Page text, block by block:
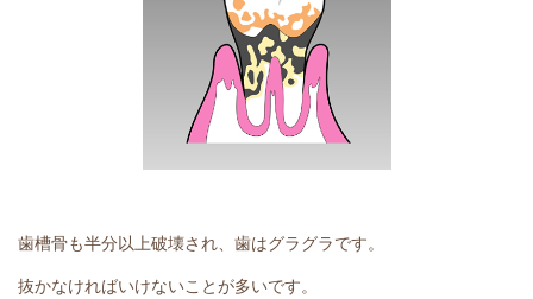
歯槽骨も半分以上破壊され、歯はグラグラです。
抜かなければいけないことが多いです。